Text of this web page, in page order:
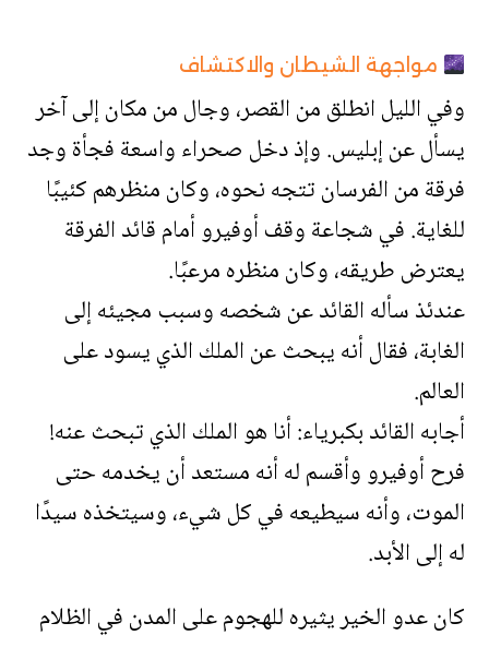
مواجهة الشيطان والاكتشاف
وفي الليل انطلق من القصر، وجال من مكان إلى آخر
يسأل عن إبليس. وإذ دخل صحراء واسعة فجأة وجد
فرقة من الفرسان تتجه نحوه، وكان منظرهم كئيبًا
للغاية. في شجاعة وقف أوفيرو أمام قائد الفرقة
يعترض طريقه، وكان منظره مرعبًا.
عندئذ سأله القائد عن شخصه وسبب مجيئه إلى
الغابة، فقال أنه يبحث عن الملك الذي يسود على
العالم.
أجابه القائد بكبرياء: أنا هو الملك الذي تبحث عنه!
فرح أوفيرو وأقسم له أنه مستعد أن يخدمه حتى
الموت، وأنه سيطيعه في كل شيء، وسيتخذه سيدًا
له إلى الأبد.
كان عدو الخير يثيره للهجوم على المدن في الظلام